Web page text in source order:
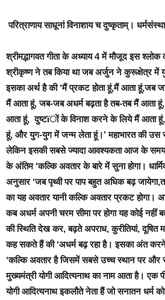
परित्राणाय साधूनां विनाशाय च दुष्कृताम्।
श्रीमद्भागवत गीता के अध्याय 4 में मौजूद इस श्लोक
श्रीकृष्ण ने तब किया था जब अर्जुन ने कुरूक्षेत्र में
इसका अर्थ है की ‘मैं प्रकट होता हूं,मैं आता हूं,जब जब
मैं आता हूं, जब-जब अधर्म बढ़ता है तब-तब मैं आता हूं,
आता हूं, दुष्टïों के विनाश करने के लिये मैं आता हूं,
हूं, और युग-युग में जन्म लेता हूं।’महाभारत की उस
लेकिन इसकी सबसे ज्यादा आवश्यकता आज के
के अंतिम ‘कल्कि अवतार के बारे में सुना होगा।
अनुसार ‘जब पृथ्वी पर पाप बहुत अधिक बढ़
का यह अवतार यानी कल्कि अवतार प्रकट
कब अधर्म अपनी चरम सीमा पर होगा यह कोई
की स्थिति देख कर, बढ़ते अपराध, कुरीतियां,
कह सकते हैं की ‘अधर्म बढ़ रहा है। इसका अंत करने
‘कल्कि अवतार है जिसमें सबसे उच्च स्थान पर और
मुख्यमंत्री योगी आदित्यनाथ का नाम आता है। एक
योगी आदित्यनाथ इकलौते नेता हैं जो सनातन